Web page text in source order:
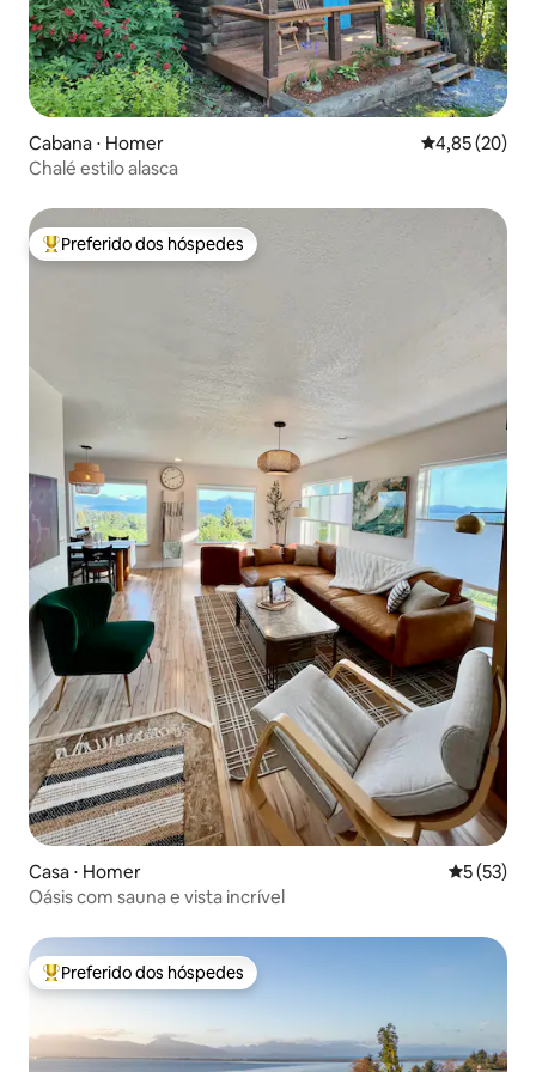
Cabana ⋅ Homer 4,85 de uma
4,85 (20)
Chalé estilo alasca
Entre os melhores preferidos dos hóspedes
Preferido dos hóspedes
Casa ⋅ Homer 5 de uma
5 (53)
Oásis com sauna e vista incrível
Entre os melhores preferidos dos hóspedes
Preferido dos hóspedes